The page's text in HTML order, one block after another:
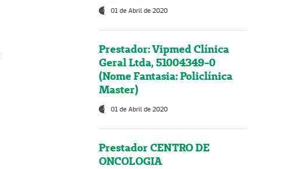
01 de Abril de 2020
Prestador: Vipmed Clínica
Geral Ltda, 51004349-0
(Nome Fantasia: Policlínica
Master)
01 de Abril de 2020
Prestador CENTRO DE
ONCOLOGIA